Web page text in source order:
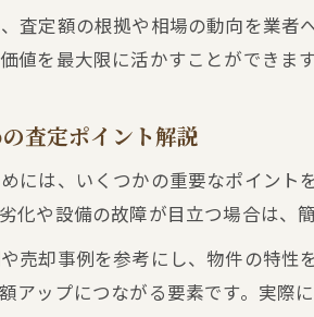
売却価格を左
不動産買取で高
現状有姿で迅速売却
現状有姿の不動
不動産買取査
現状有姿で査
不動産買取査
査定額の根拠や相場の動向を業
値を最大限に活かすことができます
査定ポイント解説
には、いくつかの重要なポイン
化や設備の故障が目立つ場合は、
売却事例を参考にし、物件の特性
アップにつながる要素です。実際